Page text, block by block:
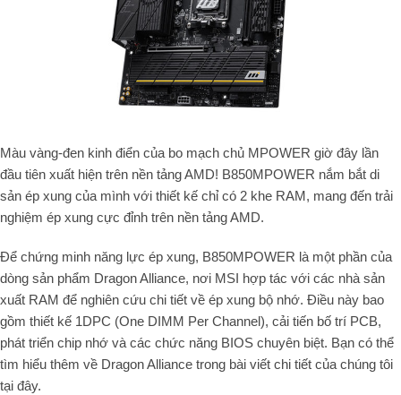
Màu vàng-đen kinh điển của bo mạch chủ MPOWER giờ đây lần
đầu tiên xuất hiện trên nền tảng AMD! B850MPOWER nắm bắt di
sản ép xung của mình với thiết kế chỉ có 2 khe RAM, mang đến trải
nghiệm ép xung cực đỉnh trên nền tảng AMD.
Để chứng minh năng lực ép xung, B850MPOWER là một phần của
dòng sản phẩm Dragon Alliance, nơi MSI hợp tác với các nhà sản
xuất RAM để nghiên cứu chi tiết về ép xung bộ nhớ. Điều này bao
gồm thiết kế 1DPC (One DIMM Per Channel), cải tiến bố trí PCB,
phát triển chip nhớ và các chức năng BIOS chuyên biệt. Bạn có thể
tìm hiểu thêm về Dragon Alliance trong bài viết chi tiết của chúng tôi
tại đây.